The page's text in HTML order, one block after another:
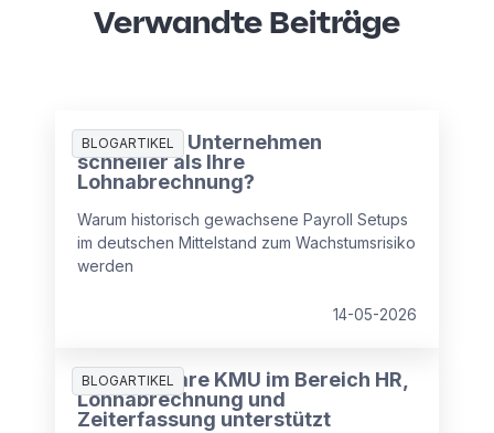
Verwandte Beiträge
BLOGARTIKEL
Wächst Ihr Unternehmen
schneller als Ihre
Lohnabrechnung?
Warum historisch gewachsene Payroll Setups
im deutschen Mittelstand zum Wachstumsrisiko
werden
14-05-2026
BLOGARTIKEL
Wie Software KMU im Bereich HR,
Lohnabrechnung und
Zeiterfassung unterstützt